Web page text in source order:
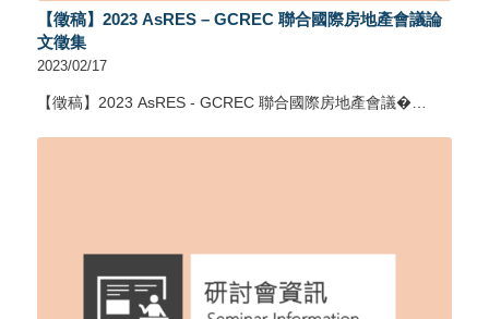
【徵稿】2023 AsRES – GCREC 聯合國際房地產會議論
文徵集
2023/02/17
【徵稿】2023 AsRES - GCREC 聯合國際房地產會議�…